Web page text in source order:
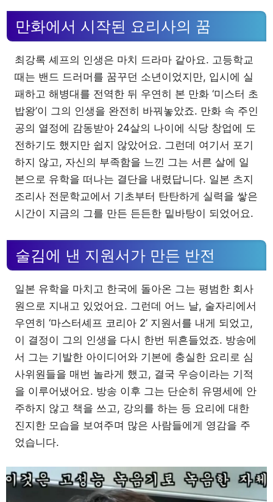
만화에서 시작된 요리사의 꿈
최강록 셰프의 인생은 마치 드라마 같아요. 고등학교
때는 밴드 드러머를 꿈꾸던 소년이었지만, 입시에 실
패하고 해병대를 전역한 뒤 우연히 본 만화 ‘미스터 초
밥왕’이 그의 인생을 완전히 바꿔놓았죠. 만화 속 주인
공의 열정에 감동받아 24살의 나이에 식당 창업에 도
전하기도 했지만 쉽지 않았어요. 그런데 여기서 포기
하지 않고, 자신의 부족함을 느낀 그는 서른 살에 일
본으로 유학을 떠나는 결단을 내렸답니다. 일본 츠지
조리사 전문학교에서 기초부터 탄탄하게 실력을 쌓은
시간이 지금의 그를 만든 든든한 밑바탕이 되었어요.
술김에 낸 지원서가 만든 반전
일본 유학을 마치고 한국에 돌아온 그는 평범한 회사
원으로 지내고 있었어요. 그런데 어느 날, 술자리에서
우연히 ‘마스터셰프 코리아 2’ 지원서를 내게 되었고,
이 결정이 그의 인생을 다시 한번 뒤흔들었죠. 방송에
서 그는 기발한 아이디어와 기본에 충실한 요리로 심
사위원들을 매번 놀라게 했고, 결국 우승이라는 기적
을 이루어냈어요. 방송 이후 그는 단순히 유명세에 안
주하지 않고 책을 쓰고, 강의를 하는 등 요리에 대한
진지한 모습을 보여주며 많은 사람들에게 영감을 주
었습니다.